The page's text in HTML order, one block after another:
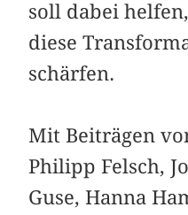
soll dabei
diese
schärfen.
Mit Beiträgen
Philipp Felsch,
Guse, Hanna